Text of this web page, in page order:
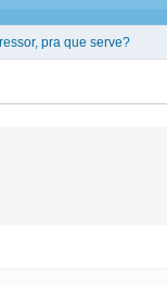
pra que serve?